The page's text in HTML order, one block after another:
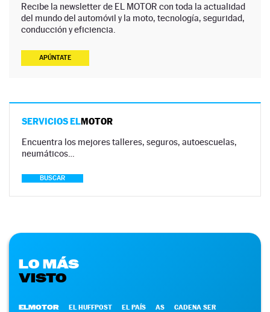
Recibe la newsletter de EL MOTOR con toda la actualidad
del mundo del automóvil y la moto, tecnología, seguridad,
conducción y eficiencia.
APÚNTATE
SERVICIOS ELMOTOR
Encuentra los mejores talleres, seguros, autoescuelas,
neumáticos…
BUSCAR
LO MÁS
VISTO
ELMOTOR EL HUFFPOST EL PAÍS AS CADENA SER